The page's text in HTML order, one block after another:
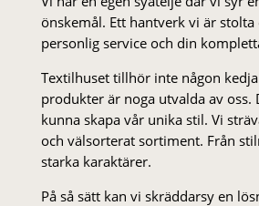
önskemål. Ett hantverk vi är
personlig service och din
Textilhuset tillhör inte någon
produkter är noga utvalda av oss.
kunna skapa vår unika stil. Vi
och välsorterat sor­ti­ment. Från
starka karaktärer.
På så sätt kan vi skräddarsy en